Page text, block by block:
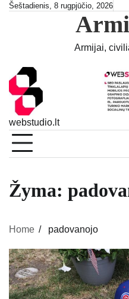
SkipŠeštadienis, 8 rugpjūčio, 2026
Armijai,
webstudio.lt
Žyma:
Home padovanojo